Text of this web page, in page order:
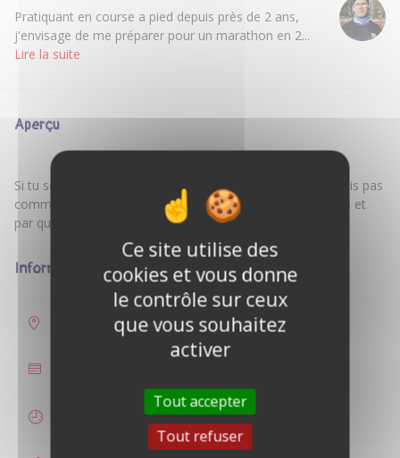
Pratiquant en course a pied depuis près de 2 ans,
j'envisage de me préparer pour un marathon en 2...
Lire la suite
Aperçu
Si tu souhaites commencer la musculation et que tu ne sais pas
comment, on peut en discuter, voir ensemble les objectifs et
Informations
Ce site utilise des
cookies et vous donne
le contrôle sur ceux
que vous souhaitez
activer
Tout accepter
Tout refuser